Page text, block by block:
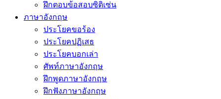
ฝึกตอบข้อสอบซิติเซ่น
ภาษาอังกฤษ
ประโยคขอร้อง
ประโยคปฏิเสธ
ประโยคบอกเล่า
ศัพท์ภาษาอังกฤษ
ฝึกพูดภาษาอังกฤษ
ฝึกฟังภาษาอังกฤษ